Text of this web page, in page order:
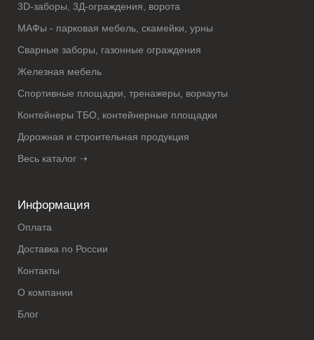
3D-заборы, 3Д-ограждения, ворота
МАФы - парковая мебель, скамейки, урны
Сварные заборы, газонные ограждения
Железная мебель
Спортивные площадки, тренажеры, воркауты
Контейнеры ТБО, контейнерные площадки
Дорожная и строительная продукция
Весь каталог ➝
Информация
Оплата
Доставка по России
Контакты
О компании
Блог